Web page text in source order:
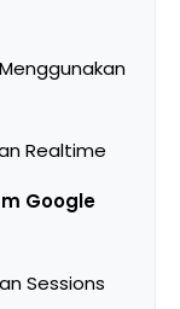
Realtime
Google
Sessions